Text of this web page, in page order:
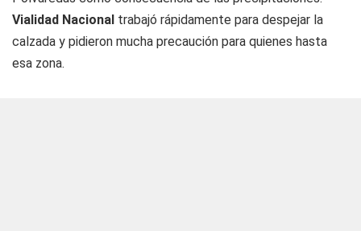
Vialidad Nacional trabajó rápidamente para despejar la
calzada y pidieron mucha precaución para quienes hasta
esa zona.